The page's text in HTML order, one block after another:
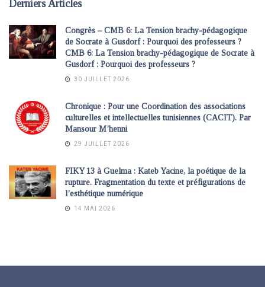
Derniers Articles
Congrès – CMB 6: La Tension brachy-pédagogique
de Socrate à Gusdorf : Pourquoi des professeurs ?
CMB 6: La Tension brachy-pédagogique de Socrate à
Gusdorf : Pourquoi des professeurs ?
30 JUILLET 2026
Chronique : Pour une Coordination des associations
culturelles et intellectuelles tunisiennes (CACIT). Par
Mansour M’henni
29 JUILLET 2026
FIKY 13 à Guelma : Kateb Yacine, la poétique de la
rupture. Fragmentation du texte et préfigurations de
l’esthétique numérique
14 MAI 2026